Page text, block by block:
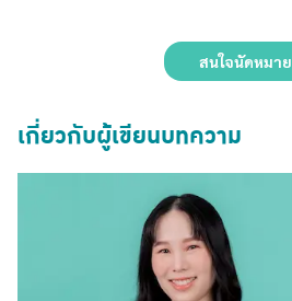
สนใจนัดหมาย
เกี่ยวกับผู้เขียนบทความ